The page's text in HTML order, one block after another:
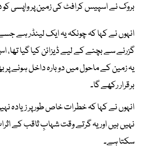
بروک نے اسپیس کرافٹ کی زمین پر واپسی کو
انہوں نے کہا کہ چونکہ یہ ایک لینڈر ہے
گزرنے سے بچنے کے لیے ڈیزائن کیا گیا
یہ زمین کے ماحول میں دوبارہ داخل ہونے پر
برقرار رکھے گا۔
انہوں نے کہا کہ خطرات خاص طور پر زیادہ
نہیں ہیں اور یہ گرتے وقت شہابِ ثاقب کے
سکتا ہے۔